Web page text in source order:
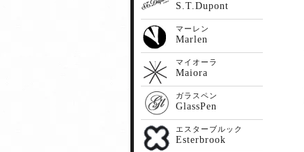
S.T.Dupont
マーレン
Marlen
マイオーラ
Maiora
ガラスペン
GlassPen
エスターブルック
Esterbrook